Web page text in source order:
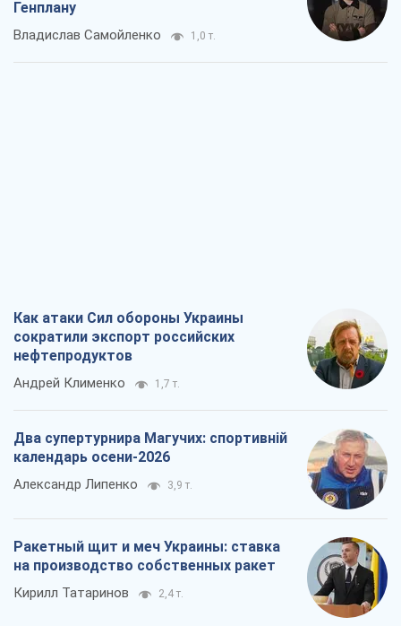
Генплану
Владислав Самойленко 1,0 т.
Как атаки Сил обороны Украины
сократили экспорт российских
нефтепродуктов
Андрей Клименко 1,7 т.
Два супертурнира Магучих: спортивній
календарь осени-2026
Александр Липенко 3,9 т.
Ракетный щит и меч Украины: ставка
на производство собственных ракет
Кирилл Татаринов 2,4 т.